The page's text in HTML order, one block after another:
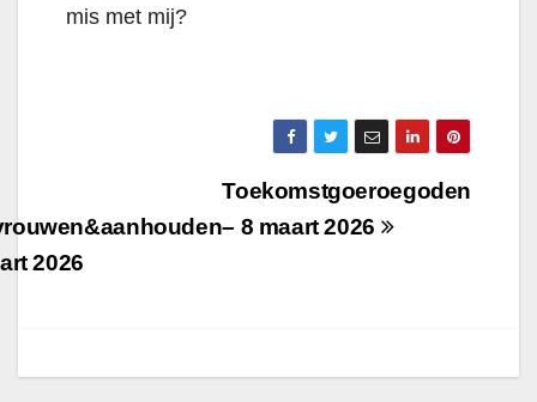
mis met mij?
Berichtnavigatie
Toekomstgoeroegoden
– 8 maart 2026
2026